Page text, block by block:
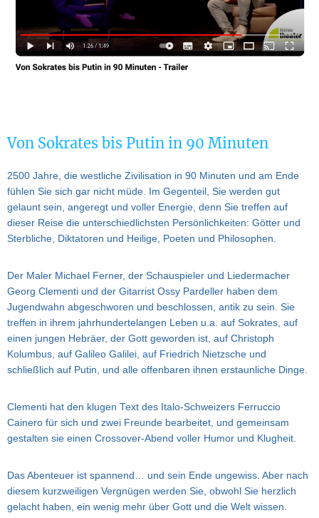
Von Sokrates bis Putin in 90 Minuten
2500 Jahre, die westliche Zivilisation in 90 Minuten und am Ende
fühlen Sie sich gar nicht müde. Im Gegenteil, Sie werden gut
gelaunt sein, angeregt und voller Energie, denn Sie treffen auf
dieser Reise die unterschiedlichsten Persönlichkeiten: Götter und
Sterbliche, Diktatoren und Heilige, Poeten und Philosophen.
Der Maler Michael Ferner, der Schauspieler und Liedermacher
Georg Clementi und der Gitarrist Ossy Pardeller haben dem
Jugendwahn abgeschworen und beschlossen, antik zu sein. Sie
treffen in ihrem jahrhundertelangen Leben u.a. auf Sokrates, auf
einen jungen Hebräer, der Gott geworden ist, auf Christoph
Kolumbus, auf Galileo Galilei, auf Friedrich Nietzsche und
schließlich auf Putin, und alle offenbaren ihnen erstaunliche Dinge.
Clementi hat den klugen Text des Italo-Schweizers Ferruccio
Cainero für sich und zwei Freunde bearbeitet, und gemeinsam
gestalten sie einen Crossover-Abend voller Humor und Klugheit.
Das Abenteuer ist spannend… und sein Ende ungewiss. Aber nach
diesem kurzweiligen Vergnügen werden Sie, obwohl Sie herzlich
gelacht haben, ein wenig mehr über Gott und die Welt wissen.